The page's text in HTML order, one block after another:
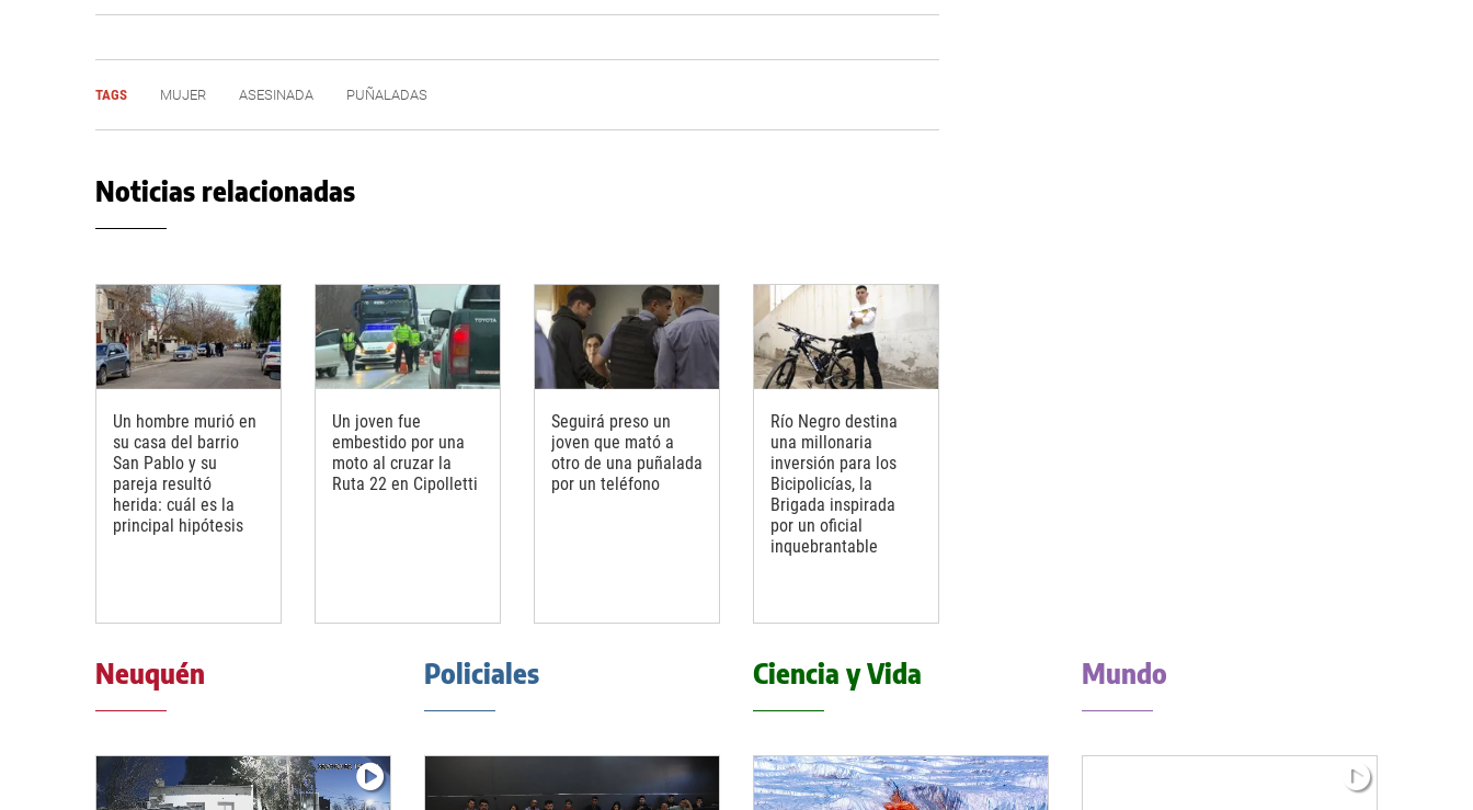
TAGS MUJER ASESINADA PUÑALADAS
Noticias relacionadas
Un hombre murió en
su casa del barrio
San Pablo y su
pareja resultó
herida: cuál es la
principal hipótesis
Un joven fue
embestido por una
moto al cruzar la
Ruta 22 en Cipolletti
Seguirá preso un
joven que mató a
otro de una puñalada
por un teléfono
Río Negro destina
una millonaria
inversión para los
Bicipolicías, la
Brigada inspirada
por un oficial
inquebrantable
Neuquén Policiales Ciencia y Vida Mundo